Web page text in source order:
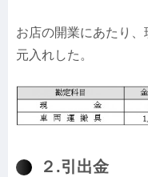
お店の開業にあたり
元入れした。
２.引出金